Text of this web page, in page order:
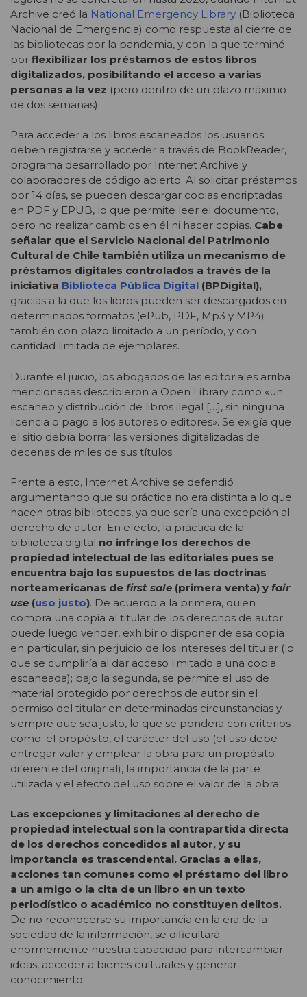
Archive creó la National Emergency Library (Biblioteca
Nacional de Emergencia) como respuesta al cierre de
las bibliotecas por la pandemia, y con la que terminó
por flexibilizar los préstamos de estos libros
digitalizados, posibilitando el acceso a varias
personas a la vez (pero dentro de un plazo máximo
de dos semanas).
Para acceder a los libros escaneados los usuarios
deben registrarse y acceder a través de BookReader,
programa desarrollado por Internet Archive y
colaboradores de código abierto. Al solicitar préstamos
por 14 días, se pueden descargar copias encriptadas
en PDF y EPUB, lo que permite leer el documento,
pero no realizar cambios en él ni hacer copias. Cabe
señalar que el Servicio Nacional del Patrimonio
Cultural de Chile también utiliza un mecanismo de
préstamos digitales controlados a través de la
iniciativa Biblioteca Pública Digital (BPDigital),
gracias a la que los libros pueden ser descargados en
determinados formatos (ePub, PDF, Mp3 y MP4)
también con plazo limitado a un período, y con
cantidad limitada de ejemplares.
Durante el juicio, los abogados de las editoriales arriba
mencionadas describieron a Open Library como «un
escaneo y distribución de libros ilegal […], sin ninguna
licencia o pago a los autores o editores». Se exigía que
el sitio debía borrar las versiones digitalizadas de
decenas de miles de sus títulos.
Frente a esto, Internet Archive se defendió
argumentando que su práctica no era distinta a lo que
hacen otras bibliotecas, ya que sería una excepción al
derecho de autor. En efecto, la práctica de la
biblioteca digital no infringe los derechos de
propiedad intelectual de las editoriales pues se
encuentra bajo los supuestos de las doctrinas
norteamericanas de first sale (primera venta) y fair
use (uso justo). De acuerdo a la primera, quien
compra una copia al titular de los derechos de autor
puede luego vender, exhibir o disponer de esa copia
en particular, sin perjuicio de los intereses del titular (lo
que se cumpliría al dar acceso limitado a una copia
escaneada); bajo la segunda, se permite el uso de
material protegido por derechos de autor sin el
permiso del titular en determinadas circunstancias y
siempre que sea justo, lo que se pondera con criterios
como: el propósito, el carácter del uso (el uso debe
entregar valor y emplear la obra para un propósito
diferente del original), la importancia de la parte
utilizada y el efecto del uso sobre el valor de la obra.
Las excepciones y limitaciones al derecho de
propiedad intelectual son la contrapartida directa
de los derechos concedidos al autor, y su
importancia es trascendental. Gracias a ellas,
acciones tan comunes como el préstamo del libro
a un amigo o la cita de un libro en un texto
periodístico o académico no constituyen delitos.
De no reconocerse su importancia en la era de la
sociedad de la información, se dificultará
enormemente nuestra capacidad para intercambiar
ideas, acceder a bienes culturales y generar
conocimiento.